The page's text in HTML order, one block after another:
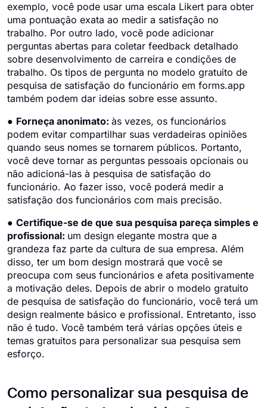
exemplo, você pode usar uma escala Likert para obter
uma pontuação exata ao medir a satisfação no
trabalho. Por outro lado, você pode adicionar
perguntas abertas para coletar feedback detalhado
sobre desenvolvimento de carreira e condições de
trabalho. Os tipos de pergunta no modelo gratuito de
pesquisa de satisfação do funcionário em forms.app
também podem dar ideias sobre esse assunto.
● Forneça anonimato: às vezes, os funcionários
podem evitar compartilhar suas verdadeiras opiniões
quando seus nomes se tornarem públicos. Portanto,
você deve tornar as perguntas pessoais opcionais ou
não adicioná-las à pesquisa de satisfação do
funcionário. Ao fazer isso, você poderá medir a
satisfação dos funcionários com mais precisão.
● Certifique-se de que sua pesquisa pareça simples e
profissional: um design elegante mostra que a
grandeza faz parte da cultura de sua empresa. Além
disso, ter um bom design mostrará que você se
preocupa com seus funcionários e afeta positivamente
a motivação deles. Depois de abrir o modelo gratuito
de pesquisa de satisfação do funcionário, você terá um
design realmente básico e profissional. Entretanto, isso
não é tudo. Você também terá várias opções úteis e
temas gratuitos para personalizar sua pesquisa sem
esforço.
Como personalizar sua pesquisa de